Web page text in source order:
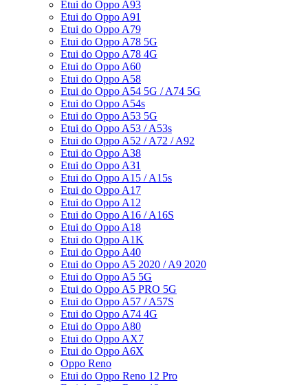
Etui do Oppo A93
Etui do Oppo A91
Etui do Oppo A79
Etui do Oppo A78 5G
Etui do Oppo A78 4G
Etui do Oppo A60
Etui do Oppo A58
Etui do Oppo A54 5G / A74 5G
Etui do Oppo A54s
Etui do Oppo A53 5G
Etui do Oppo A53 / A53s
Etui do Oppo A52 / A72 / A92
Etui do Oppo A38
Etui do Oppo A31
Etui do Oppo A15 / A15s
Etui do Oppo A17
Etui do Oppo A12
Etui do Oppo A16 / A16S
Etui do Oppo A18
Etui do Oppo A1K
Etui do Oppo A40
Etui do Oppo A5 2020 / A9 2020
Etui do Oppo A5 5G
Etui do Oppo A5 PRO 5G
Etui do Oppo A57 / A57S
Etui do Oppo A74 4G
Etui do Oppo A80
Etui do Oppo AX7
Etui do Oppo A6X
Oppo Reno
Etui do Oppo Reno 12 Pro